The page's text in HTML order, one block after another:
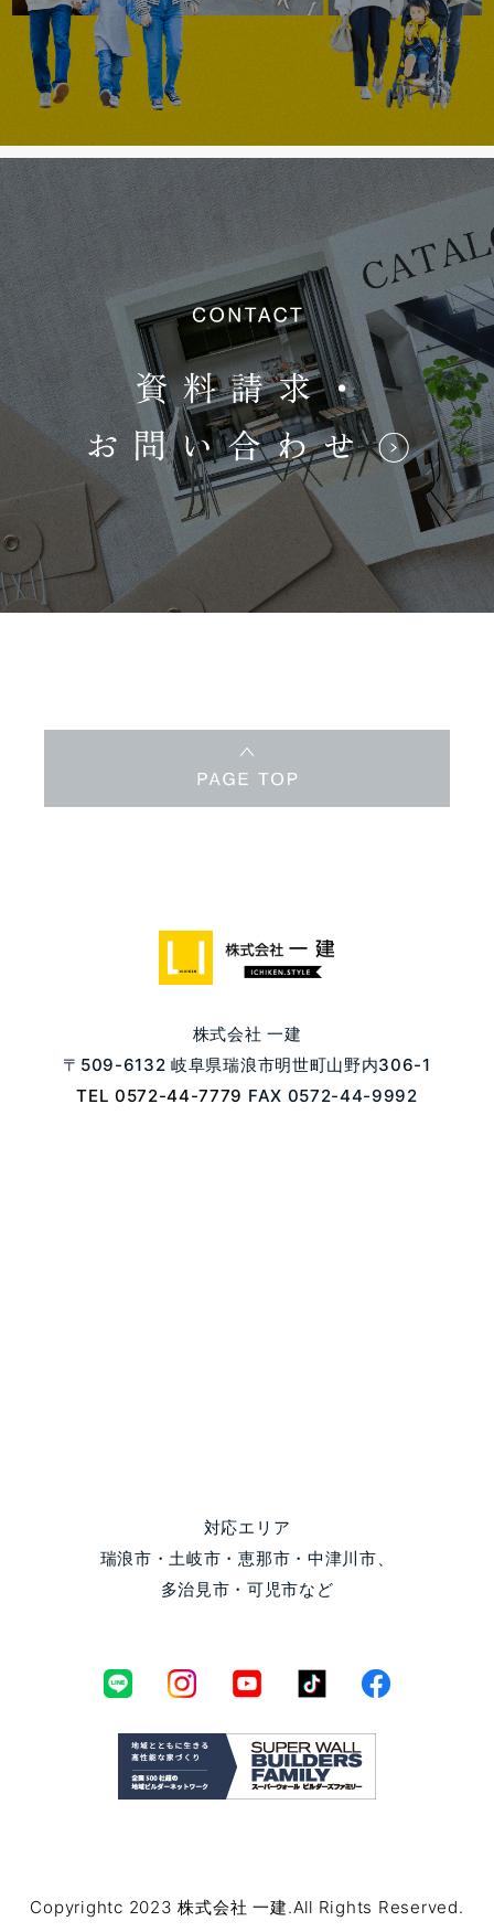
株式会社 一建
〒509-6132 岐阜県瑞浪市明世町山野内306-1
TEL 0572-44-7779 FAX 0572-44-9992
対応エリア
瑞浪市・土岐市・恵那市・中津川市、
多治見市・可児市など
Copyrightc 2023 株式会社 一建.All Rights Reserved.